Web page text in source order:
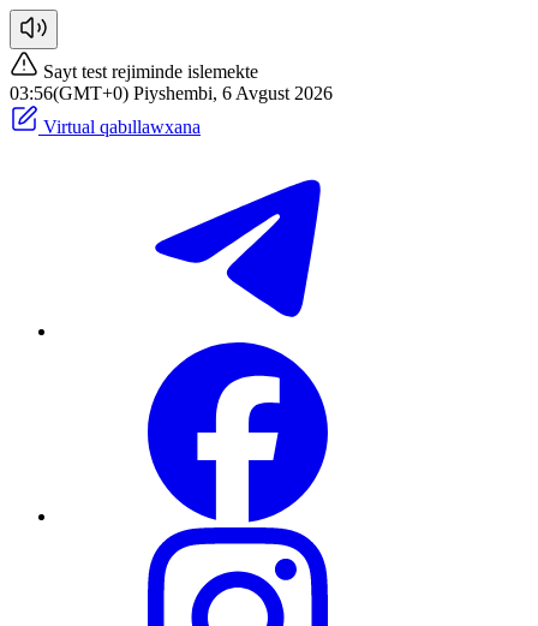
Sayt test rejiminde islemekte
03:56(GMT+0) Piyshembi, 6 Avgust 2026
Virtual qabıllawxana